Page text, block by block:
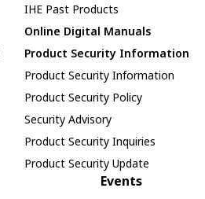
IHE Past Products
Online Digital Manuals
Product Security Information
Product Security Information
Product Security Policy
Security Advisory
Product Security Inquiries
Product Security Update
Events